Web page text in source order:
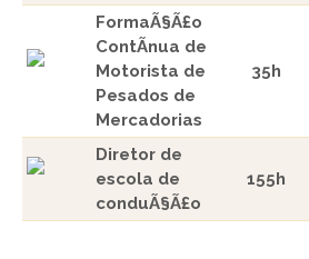
FormaÃ§Ã£o
ContÃ­nua de
Motorista de
Pesados de
Mercadorias
35h
Diretor de
escola de
conduÃ§Ã£o
155h